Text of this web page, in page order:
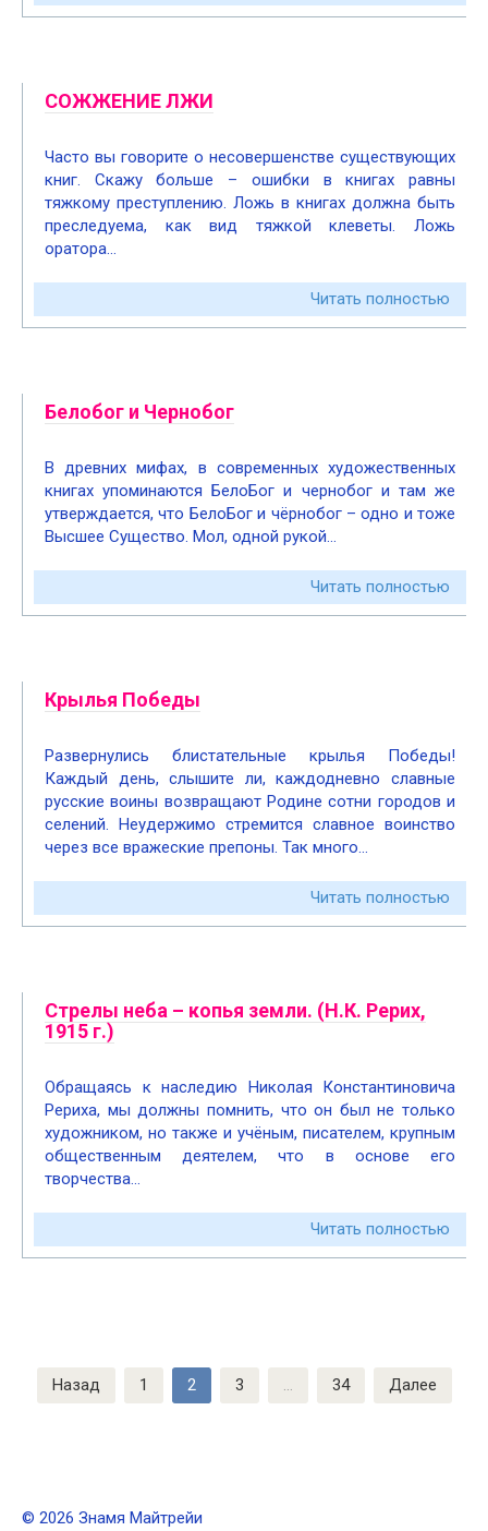
СОЖЖЕНИЕ ЛЖИ
Часто вы говорите о несовершенстве существующих
книг. Скажу больше – ошибки в книгах равны
тяжкому преступлению. Ложь в книгах должна быть
преследуема, как вид тяжкой клеветы. Ложь
оратора…
Читать полностью
Белобог и Чернобог
В древних мифах, в современных художественных
книгах упоминаются БелоБог и чернобог и там же
утверждается, что БелоБог и чёрнобог – одно и тоже
Высшее Существо. Мол, одной рукой…
Читать полностью
Крылья Победы
Развернулись блистательные крылья Победы!
Каждый день, слышите ли, каждодневно славные
русские воины возвращают Родине сотни городов и
селений. Неудержимо стремится славное воинство
через все вражеские препоны. Так много…
Читать полностью
Стрелы неба – копья земли. (Н.К. Рерих,
1915 г.)
Обращаясь к наследию Николая Константиновича
Рериха, мы должны помнить, что он был не только
художником, но также и учёным, писателем, крупным
общественным деятелем, что в основе его
творчества…
Читать полностью
Пагинация
записей
Назад 1 2 3 … 34 Далее
© 2026 Знамя Майтрейи